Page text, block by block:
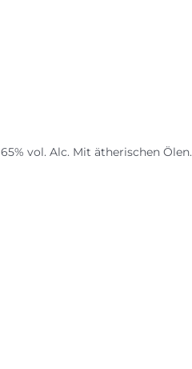
vol. Alc. Mit ätherischen Ölen.